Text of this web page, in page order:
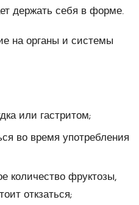
держать себя в форме.
на органы и системы
или гастритом;
во время употребления
количество фруктозы,
откзаться;